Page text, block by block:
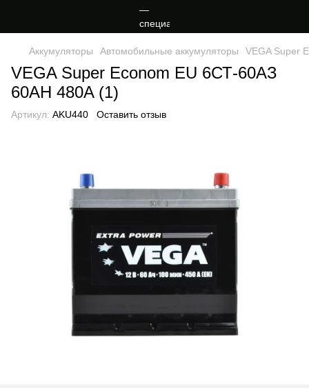
Аккумуляторы Автомобильные аккумуляторы VEGA Super
VEGA Super Econom EU 6СТ-60АЗ
60AH 480A (1)
Артикул: AKU440 Оставить отзыв